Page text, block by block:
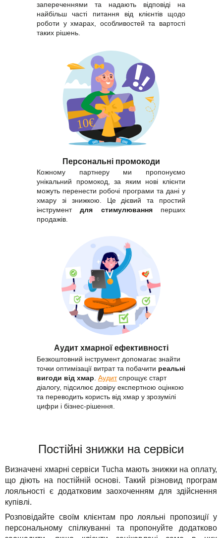
запереченнями та надають відповіді на
найбільш часті питання від клієнтів щодо
роботи у хмарах, особливостей та вартості
таких рішень.
Персональні промокоди
Кожному партнеру ми пропонуємо
унікальний промокод, за яким нові клієнти
можуть перенести робочі програми та дані у
хмару зі знижкою. Це дієвий та простий
інструментдля стимулюванняперших
продажів.
Аудит хмарної ефективності
Безкоштовний інструмент допомагає знайти
точки оптимізації витрат та побачити реальні
вигоди від хмар Аудитспрощує старт
діалогу, підсилює довіру експертною оцінкою
та переводить користь від хмар у зрозумілі
цифри і бізнес-рішення.
Постійні знижки на сервіси
Визначені хмарні сервіси Tucha мають знижки на оплату,
що діють на постійній основі. Такий різновид програм
лояльності є додатковим заохоченням для здійснення
купівлі.
Розповідайте своїм клієнтам про лояльні пропозиції у
персональному спілкуванні та пропонуйте додатково